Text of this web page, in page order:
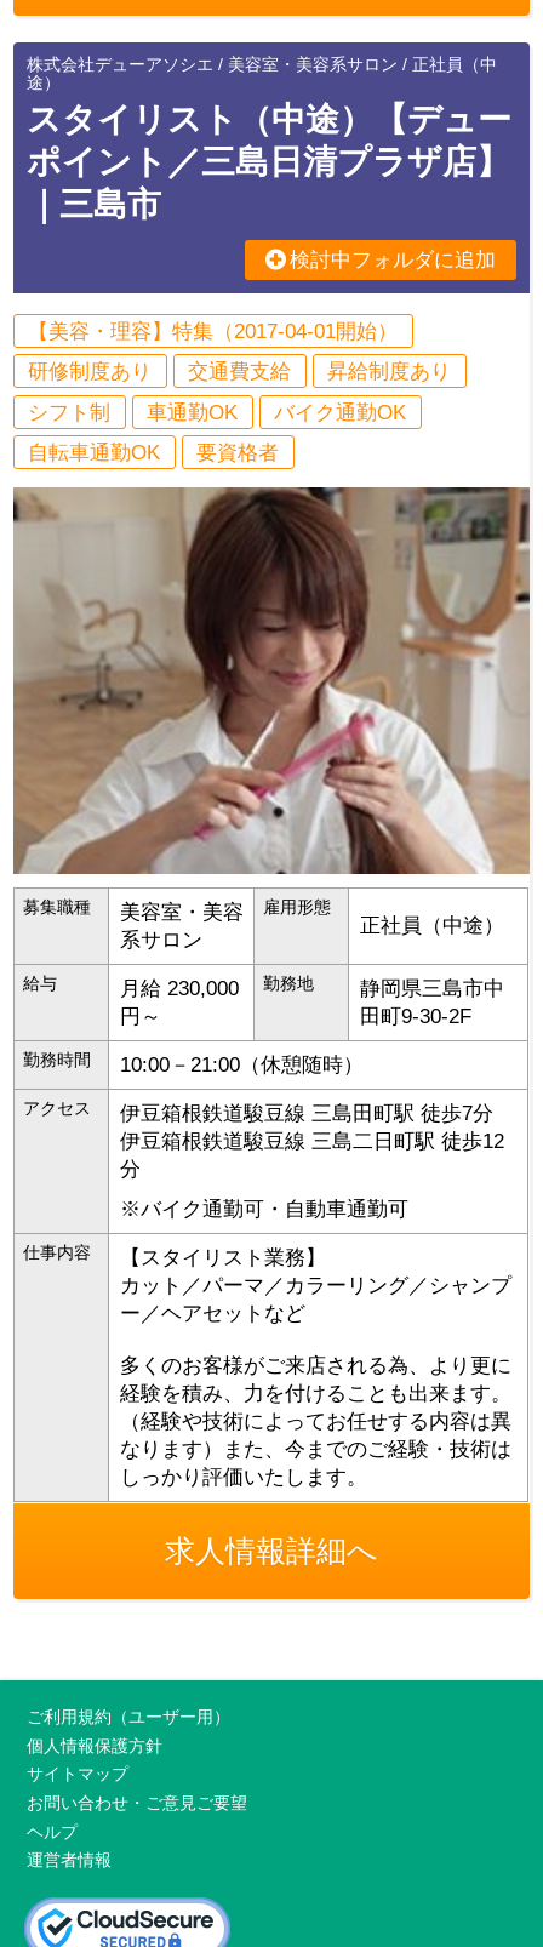
株式会社デューアソシエ / 美容室・美容系サロン / 正社員（中
途）
スタイリスト（中途）【デュー
ポイント／三島日清プラザ店】
｜三島市
検討中フォルダに追加
【美容・理容】特集（2017-04-01開始）
研修制度あり
交通費支給
昇給制度あり
シフト制
車通勤OK
バイク通勤OK
自転車通勤OK
要資格者
募集職種
美容室・美容
系サロン
雇用形態
正社員（中途）
給与
月給 230,000
円～
勤務地 静岡県三島市中
田町9-30-2F
勤務時間 10:00－21:00（休憩随時）
アクセス
伊豆箱根鉄道駿豆線 三島田町駅 徒歩7分
伊豆箱根鉄道駿豆線 三島二日町駅 徒歩12
分
※バイク通勤可・自動車通勤可
仕事内容
【スタイリスト業務】
カット／パーマ／カラーリング／シャンプ
ー／ヘアセットなど
多くのお客様がご来店される為、より更に
経験を積み、力を付けることも出来ます。
（経験や技術によってお任せする内容は異
なります）また、今までのご経験・技術は
しっかり評価いたします。
求人情報詳細へ
ご利用規約（ユーザー用）
個人情報保護方針
サイトマップ
お問い合わせ・ご意見ご要望
ヘルプ
運営者情報